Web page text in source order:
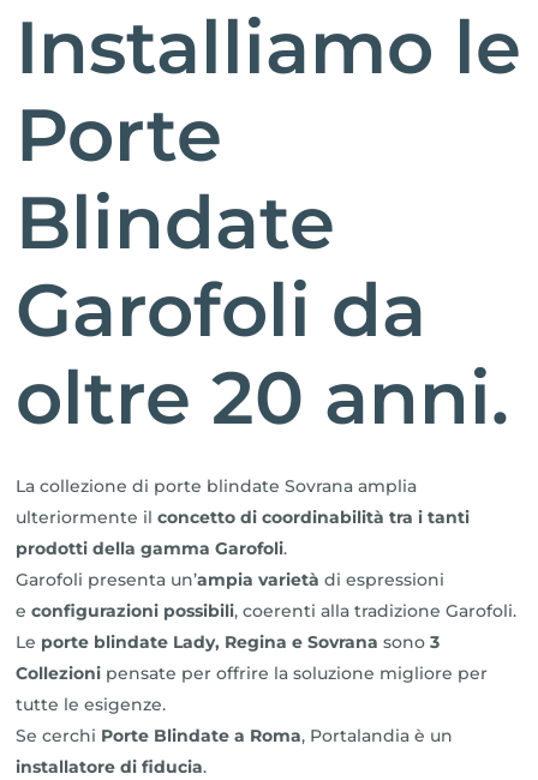
Installiamo le
Porte
Blindate
Garofoli da
oltre 20 anni.
La collezione di porte blindate Sovrana amplia
ulteriormente il concetto di coordinabilità tra i tanti
prodotti della gamma Garofoli.
Garofoli presenta un’ampia varietà di espressioni
e configurazioni possibili, coerenti alla tradizione Garofoli.
Le porte blindate Lady, Regina e Sovrana sono 3
Collezionipensate per offrire la soluzione migliore per
tutte le esigenze.
Se cerchi Porte Blindate a Roma, Portalandia è un
installatore di fiducia.